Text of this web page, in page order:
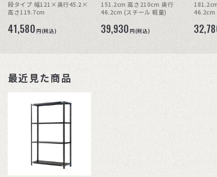
段タイプ 幅121×奥行45.2×
高さ119.7cm
41,580 円(税込)
151.2cm 高さ210cm 奥行
46.2cm (スチール 軽量)
39,930 円(税込)
46.2cm
最近見た商品